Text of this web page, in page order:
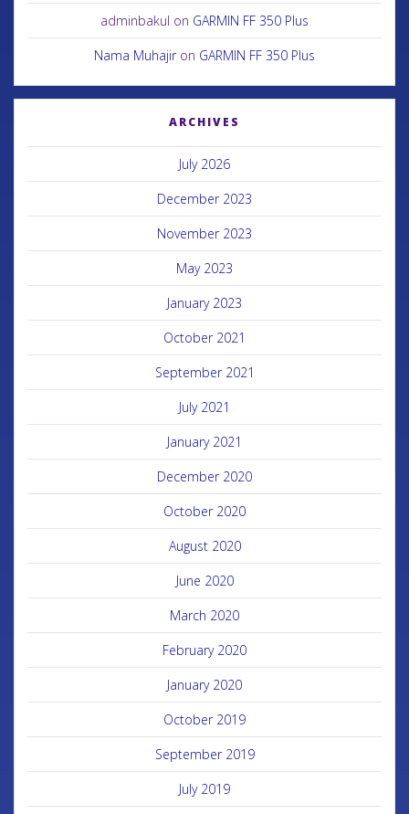
adminbakul on GARMIN FF 350 Plus
Nama Muhajiron GARMIN FF 350 Plus
ARCHIVES
July 2026
December 2023
November 2023
May 2023
January 2023
October 2021
September 2021
July 2021
January 2021
December 2020
October 2020
August 2020
June 2020
March 2020
February 2020
January 2020
October 2019
September 2019
July 2019